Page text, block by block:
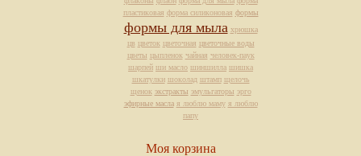
пластиковая форма силиконовая формы
формы для мыла хрюшка
цв цветок цветочная цветочные воды
цветы цыпленок чайная человек-паук
шарпей ши масло шиншилла шишка
шкатулки шоколад штамп щелочь
щенок экстракты эмульгаторы эрго
эфирные масла я люблю маму я люблю
папу
Моя корзина